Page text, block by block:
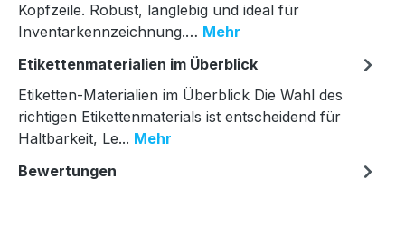
Kopfzeile. Robust, langlebig und ideal für
Inventarkennzeichnung.… Mehr
Etikettenmaterialien im Überblick
Etiketten-Materialien im Überblick Die Wahl des
richtigen Etikettenmaterials ist entscheidend für
Haltbarkeit, Le... Mehr
Bewertungen